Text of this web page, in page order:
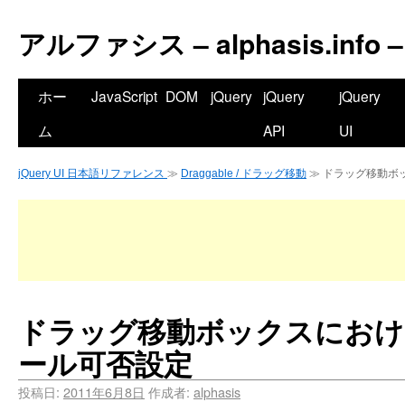
アルファシス – alphasis.info –
ホー
ム
JavaScript DOM jQuery jQuery
API
jQuery
UI
jQuery UI 日本語リファレンス ≫ Draggable / ドラッグ移動 ≫ ドラッグ移動ボ
ドラッグ移動ボックスにお
ール可否設定
投稿日: 2011年6月8日 作成者: alphasis